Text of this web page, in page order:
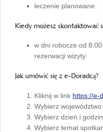
leczenie planowane.
Kiedy możesz skontaktować
w dni robocze od
rezerwacji wizyty
Jak umówić się z e-Doradcą?
Kliknij w link https://e-
Wybierz województwo
Wybierz dzień i
Wybierz temat